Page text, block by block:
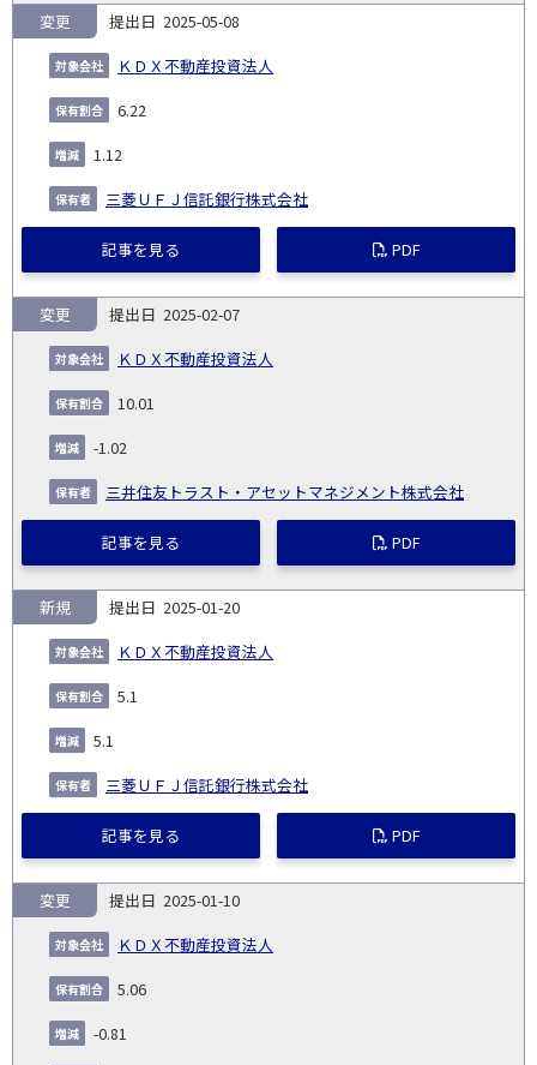
2025-05-08
ＫＤＸ不動産投資法人
変更
6.22
1.12
三菱ＵＦＪ信託銀行株式会社
記事を見る PDF
2025-02-07
ＫＤＸ不動産投資法人
変更
10.01
-1.02
三井住友トラスト・アセットマネジメント株式会社
記事を見る PDF
2025-01-20
ＫＤＸ不動産投資法人
新規
5.1
5.1
三菱ＵＦＪ信託銀行株式会社
記事を見る PDF
2025-01-10
ＫＤＸ不動産投資法人
変更
5.06
-0.81